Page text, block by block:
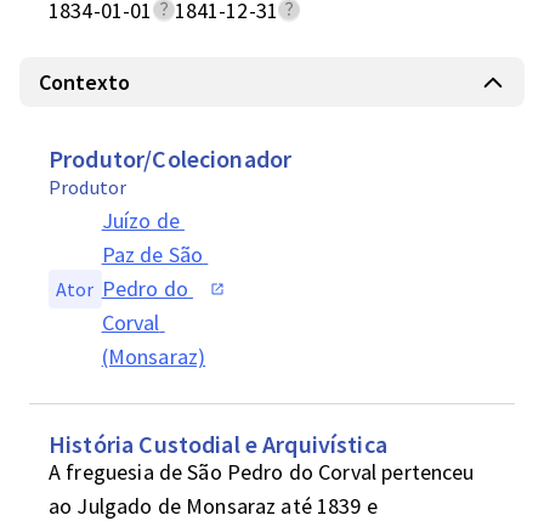
1834-01-01 1841-12-31
Contexto
Produtor/Colecionador
Produtor
Ator
Juízo de
Paz de São
Pedro do
Corval
(Monsaraz)
História Custodial e Arquivística
A freguesia de São Pedro do Corval pertenceu
ao Julgado de Monsaraz até 1839 e